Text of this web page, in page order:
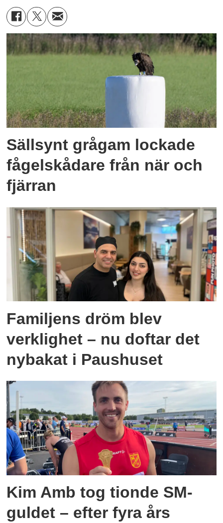
Sällsynt grågam lockade
fågelskådare från när och
fjärran
Familjens dröm blev
verklighet – nu doftar det
nybakat i Paushuset
Kim Amb tog tionde SM-
guldet – efter fyra års